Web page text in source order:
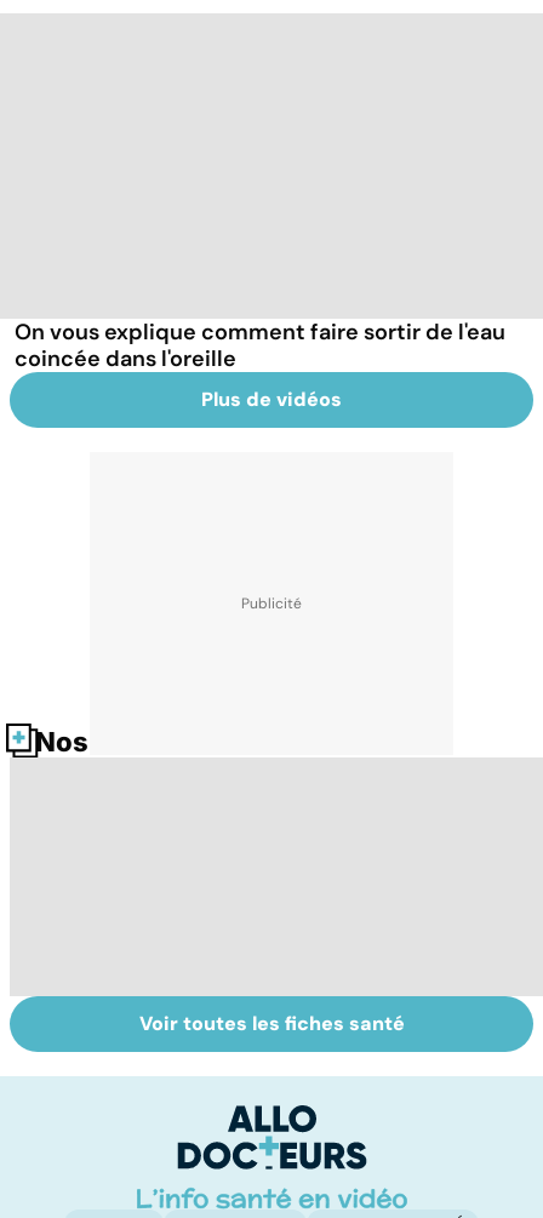
On vous explique comment faire sortir de l'eau
coincée dans l'oreille
Plus de vidéos
Nos fiches santé
La tuberculose
pulmonaire
L'eau, source de
vie
Voir toutes les fiches santé